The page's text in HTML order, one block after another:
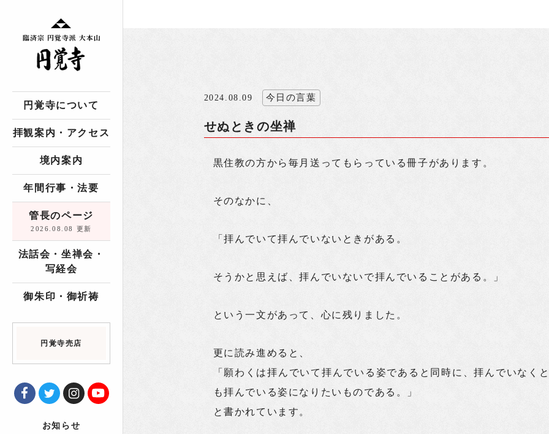
円覚寺について
拝観案内・アクセス
境内案内
年間行事・法要
管長のページ
2026.08.08 更新
法話会・坐禅会・
写経会
御朱印・御祈祷
円覚寺売店
お知らせ
2024.08.09 今日の言葉
せぬときの坐禅
黒住教の方から毎月送ってもらっている冊子があります。
そのなかに、
「拝んでいて拝んでいないときがある。
そうかと思えば、拝んでいないで拝んでいることがある。」
という一文があって、心に残りました。
更に読み進めると、
「願わくは拝んでいて拝んでいる姿であると同時に、拝んでいなく
も拝んでいる姿になりたいものである。」
と書かれています。